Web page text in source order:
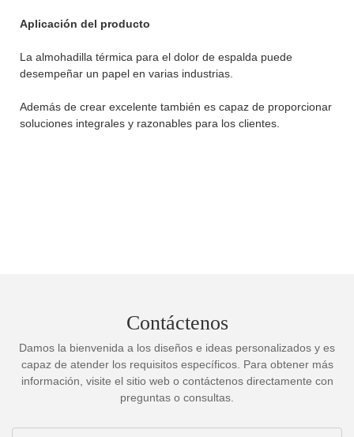
Aplicación del producto
La almohadilla térmica para el dolor de espalda puede
desempeñar un papel en varias industrias.
Además de crear excelente también es capaz de proporcionar
soluciones integrales y razonables para los clientes.
Contáctenos
Damos la bienvenida a los diseños e ideas personalizados y es
capaz de atender los requisitos específicos. Para obtener más
información, visite el sitio web o contáctenos directamente con
preguntas o consultas.